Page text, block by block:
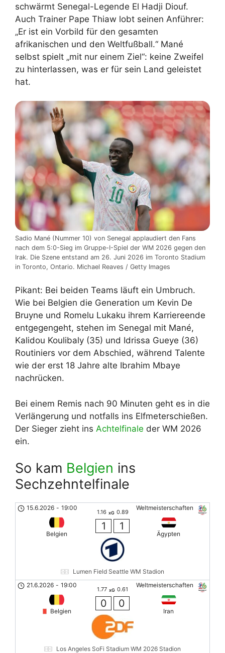
schwärmt Senegal-Legende El Hadji Diouf.
Auch Trainer Pape Thiaw lobt seinen Anführer:
„Er ist ein Vorbild für den gesamten
afrikanischen und den Weltfußball.“ Mané
selbst spielt „mit nur einem Ziel“: keine Zweifel
zu hinterlassen, was er für sein Land geleistet
hat.
Sadio Mané (Nummer 10) von Senegal applaudiert den Fans
nach dem 5:0-Sieg im Gruppe-I-Spiel der WM 2026 gegen den
Irak. Die Szene entstand am 26. Juni 2026 im Toronto Stadium
in Toronto, Ontario. Michael Reaves / Getty Images
Pikant: Bei beiden Teams läuft ein Umbruch.
Wie bei Belgien die Generation um Kevin De
Bruyne und Romelu Lukaku ihrem Karriereende
entgegengeht, stehen im Senegal mit Mané,
Kalidou Koulibaly (35) und Idrissa Gueye (36)
Routiniers vor dem Abschied, während Talente
wie der erst 18 Jahre alte Ibrahim Mbaye
nachrücken.
Bei einem Remis nach 90 Minuten geht es in die
Verlängerung und notfalls ins Elfmeterschießen.
Der Sieger zieht ins Achtelfinale der WM 2026
ein.
So kam Belgien ins
Sechzehntelfinale
Weltmeisterschaften
15.6.2026 - 19:00
Belgien
1.16 xG 0.89
1 1
Ägypten
Lumen Field Seattle WM Stadion
Weltmeisterschaften
21.6.2026 - 19:00
Belgien
1.77 xG 0.61
0 0
Iran
Los Angeles SoFi Stadium WM 2026 Stadion